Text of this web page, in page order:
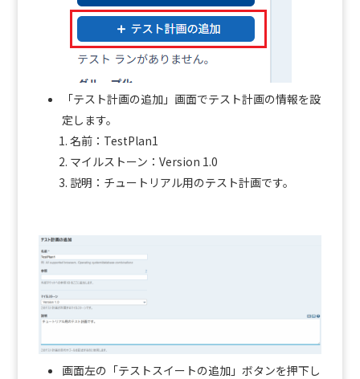
「テスト計画の追加」画面でテスト計画の情報を設
定します。
名前：TestPlan1
マイルストーン：Version 1.0
説明：チュートリアル用のテスト計画です。
画面左の「テストスイートの追加」ボタンを押下し